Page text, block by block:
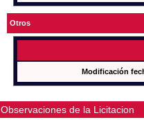
Otros
Modificación
Observaciones de la Licitacion